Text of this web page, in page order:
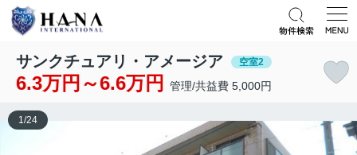
サンクチュアリ・アメージア 空室2
6.3万円～6.6万円 管理/共益費 5,000円
1/24